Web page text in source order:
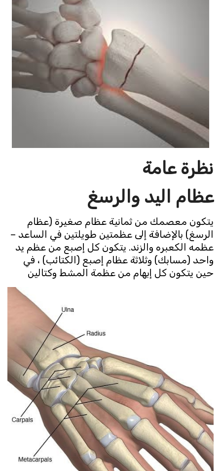
نظرة عامة
عظام اليد والرسغ
يتكون معصمك من ثمانية عظام صغيرة (عظام
الرسغ) بالإضافة إلى عظمتين طويلتين في الساعد –
عظمه الكعبره والزند. يتكون كل إصبع من عظم يد
واحد (مسابك) وثلاثة عظام إصبع (الكتائب) ، في
حين يتكون كل إبهام من عظمة المشط وكتالين